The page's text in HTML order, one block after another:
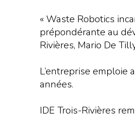
« Waste Robotics
prépondérante au
Rivières, Mario De
L’entreprise
années.
IDE Trois-Rivières